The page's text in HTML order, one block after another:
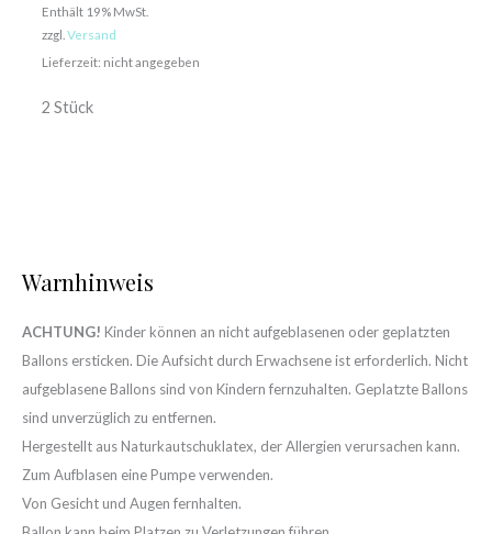
Enthält 19% MwSt.
zzgl. Versand
Lieferzeit: nicht angegeben
2 Stück
Warnhinweis
ACHTUNG! Kinder können an nicht aufgeblasenen oder geplatzten
Ballons ersticken. Die Aufsicht durch Erwachsene ist erforderlich. Nicht
aufgeblasene Ballons sind von Kindern fernzuhalten. Geplatzte Ballons
sind unverzüglich zu entfernen.
Hergestellt aus Naturkautschuklatex, der Allergien verursachen kann.
Zum Aufblasen eine Pumpe verwenden.
Von Gesicht und Augen fernhalten.